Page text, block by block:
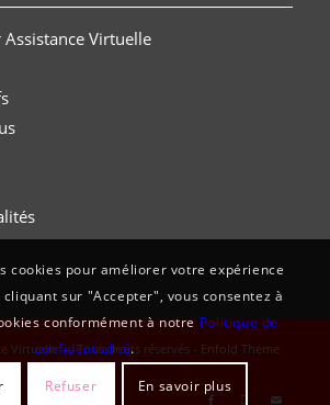
Virtuelle
Virtuelle — Tous droits réservés - Enfold Theme
cookies pour améliorer votre expérience
sur "Accepter", vous consentez à
conformément à notrePolitique de
confidentialité.
Refuser En savoir plus